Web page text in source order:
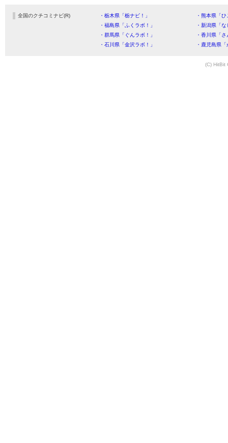
全国のクチコミナビ(R) ・栃木県「栃ナビ！」
・熊本県「
・福島県「ふくラボ！」
・新潟県「
・群馬県「ぐんラボ！」
・香川県「
・石川県「金沢ラボ！」
・鹿児島県
(C) HitBit